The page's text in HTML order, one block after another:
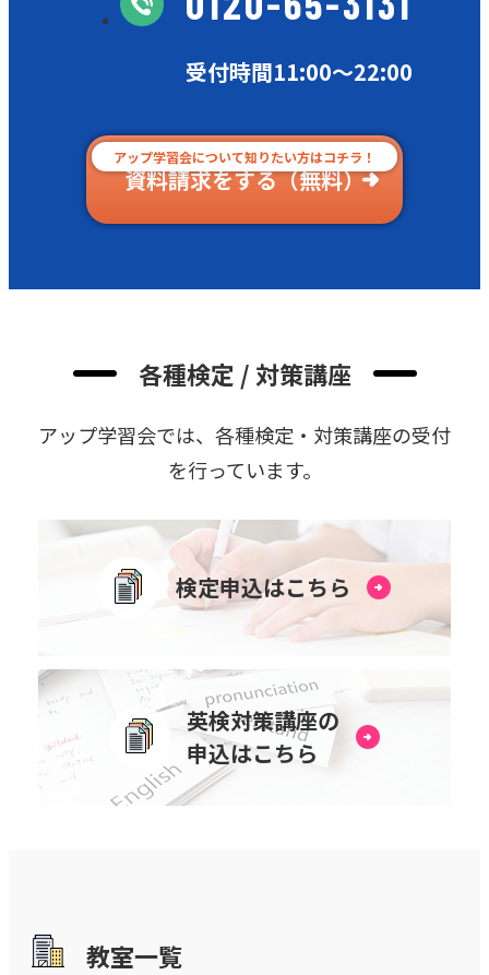
受付時間11:00〜22:00
アップ学習会について知りたい方はコチラ！
資料請求をする（無料）
各種検定 / 対策講座
アップ学習会では、各種検定・対策講座の受付
を⾏っています。
検定申込はこちら
英検対策講座の
申込はこちら
教室⼀覧